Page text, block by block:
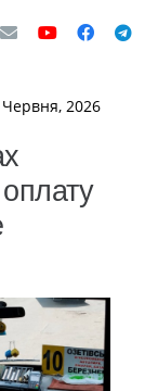
Червня, 2026
оплату